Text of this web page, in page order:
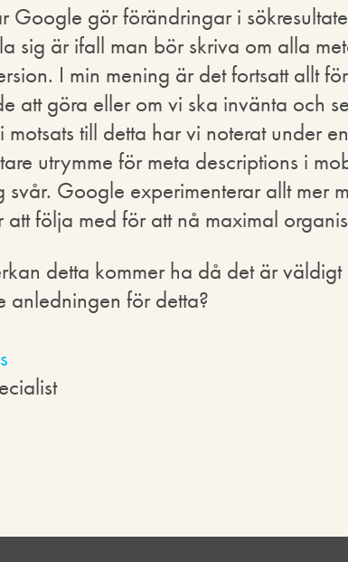
Google gör förändringar i
sig är ifall man bör skriva om alla
I min mening är det fortsatt allt
att göra eller om vi ska invänta och
motsats till detta har vi noterat under
utrymme för meta descriptions i
Google experimenterar allt mer
följa med för att nå maximal
detta kommer ha då det är väldigt
anledningen för detta?